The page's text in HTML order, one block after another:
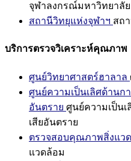
จุฬาลงกรณ์มหาวิทยาลัย
สถานีวิทยุแห่งจุฬาฯ สถ
บริการตรวจวิเคราะห์คุณภาพ
ศูนย์วิทยาศาสตร์ฮาลาล
ศูนย์ความเป็นเลิศด้านก
อันตราย ศูนย์ความเป็น
เสียอันตราย
ตรวจสอบคุณภาพสิ่งแว
แวดล้อม